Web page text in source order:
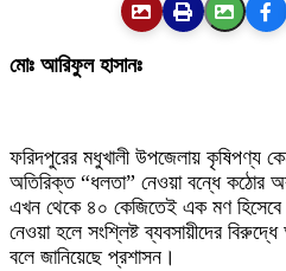
মোঃ আরিফুল হাসানঃ
ফরিদপুরের মধুখালী উপজেলায় কৃষিপণ্য
অতিরিক্ত “ধলতা” নেওয়া বন্ধে কঠোর
এখন থেকে ৪০ কেজিতেই এক মণ
নেওয়া হলে সংশ্লিষ্ট ব্যবসায়ীদের
বলে জানিয়েছে প্রশাসন।